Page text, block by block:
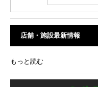
店舗・施設最新情報
もっと読む